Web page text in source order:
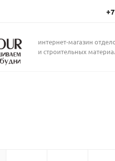
интернет-магазин
и строительных